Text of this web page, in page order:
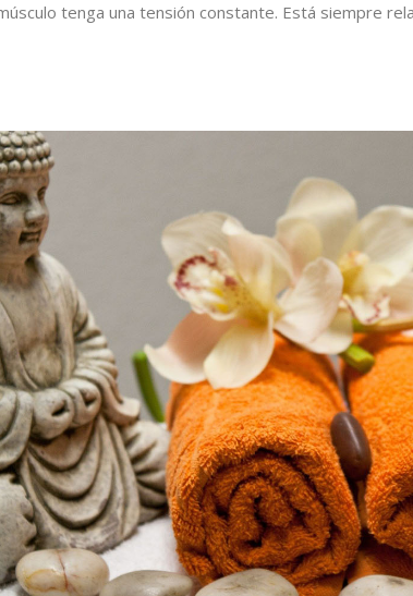
tenga una tensión constante. Está siempre